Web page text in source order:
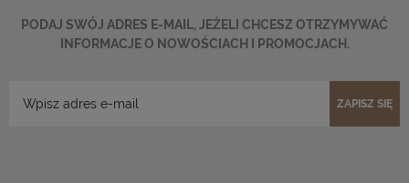
PODAJ SWÓJ ADRES E-MAIL, JEŻELI CHCESZ OTRZYMYWAĆ
INFORMACJE O NOWOŚCIACH I PROMOCJACH.
ZAPISZ SIĘ